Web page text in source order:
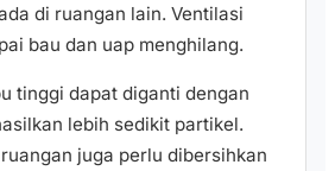
di ruangan lain. Ventilasi
bau dan uap menghilang.
tinggi dapat diganti dengan
lebih sedikit partikel.
juga perlu dibersihkan